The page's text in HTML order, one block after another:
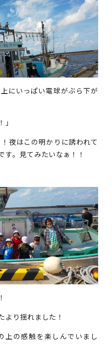
にいっぱい電球がぶら下が
夜はこの明かりに誘われて
す。見てみたいなぁ！！
より揺れました！
上の感触を楽しんでいまし